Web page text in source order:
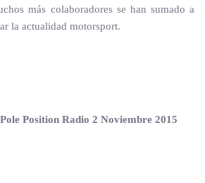
más colaboradores se han sumado a
la actualidad motorsport.
Position Radio 2 Noviembre 2015